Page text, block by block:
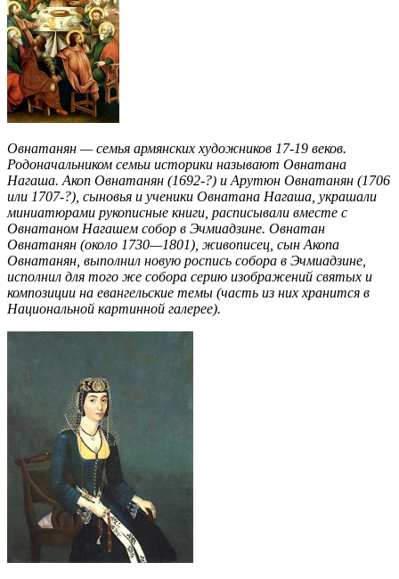
Овнатанян — семья армянских художников 17-19 веков.
Родоначальником семьи историки называют Овнатана
Нагаша. Акоп Овнатанян (1692-?) и Арутюн Овнатанян (1706
или 1707-?), сыновья и ученики Овнатана Нагаша, украшали
миниатюрами рукописные книги, расписывали вместе с
Овнатаном Нагашем собор в Эчмиадзине. Овнатан
Овнатанян (около 1730—1801), живописец, сын Акопа
Овнатанян, выполнил новую роспись собора в Эчмиадзине,
исполнил для того же собора серию изображений святых и
композиции на евангельские темы (часть из них хранится в
Национальной картинной галерее).